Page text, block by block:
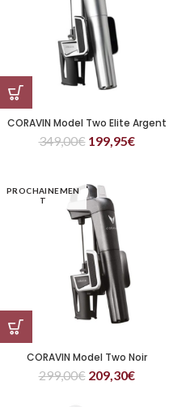
CORAVIN Model Two Elite Argent
349,00€ 199,95€
PROCHAINEMEN
T
CORAVIN Model Two Noir
299,00€ 209,30€